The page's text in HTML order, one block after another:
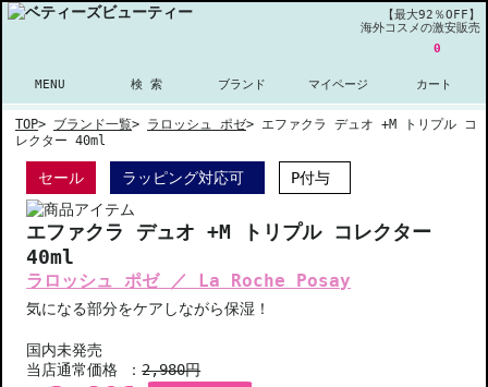
【最大92％OFF】
海外コスメの激安販売
MENU 検 索 ブランド マイページ
0
カート
TOP> ブランド一覧> ラロッシュ ポゼ> エファクラ デュオ +M トリプル コ
レクター 40ml
セール ラッピング対応可 P付与
エファクラ デュオ +M トリプル コレクター
40ml
ラロッシュ ポゼ ／ La Roche Posay
気になる部分をケアしながら保湿！
国内未発売
当店通常価格 ：2,980円